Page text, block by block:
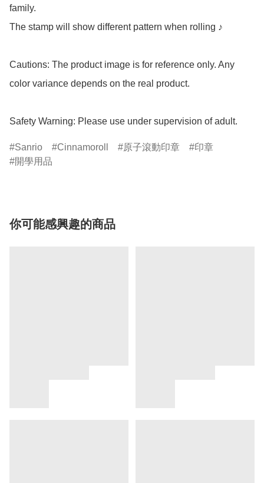
family.
The stamp will show different pattern when rolling ♪
Cautions: The product image is for reference only. Any
color variance depends on the real product.
Safety Warning: Please use under supervision of adult.
Sanrio Cinnamoroll 原子滾動印章
印章
開學用品
你可能感興趣的商品